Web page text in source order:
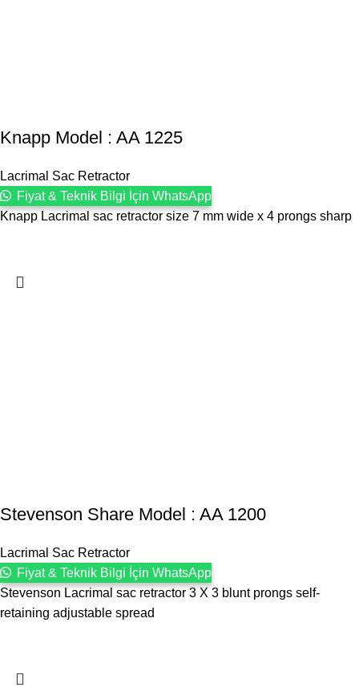
Knapp Model : AA 1225
Lacrimal Sac Retractor
Fiyat & Teknik Bilgi İçin WhatsApp
Knapp Lacrimal sac retractor size 7 mm wide x 4 prongs sharp
Stevenson ‍Share Model : AA 1200
Lacrimal Sac Retractor
Fiyat & Teknik Bilgi İçin WhatsApp
Stevenson Lacrimal sac retractor 3 X 3 blunt prongs self-
retaining adjustable spread